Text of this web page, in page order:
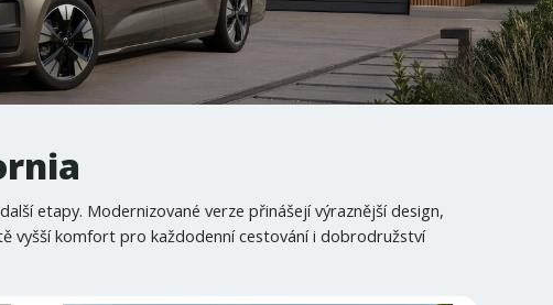
etapy. Modernizované verze přinášejí výraznější design,
vyšší komfort pro každodenní cestování i dobrodružství